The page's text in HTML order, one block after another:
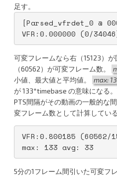
足す。
[Parsed_vfrdet_0 @
VFR:0.000000 (0/
可変フレームなら右（15123）
（60562）が可変フレーム数。
小値、最大値と平均値。
max:
が 133*timebase の意味になる
PTS間隔がその動画の一般的な
変フレーム数として計算している
VFR:0.800185 (60562/
max: 133 avg: 33
5分の1フレーム間引いた可変フ